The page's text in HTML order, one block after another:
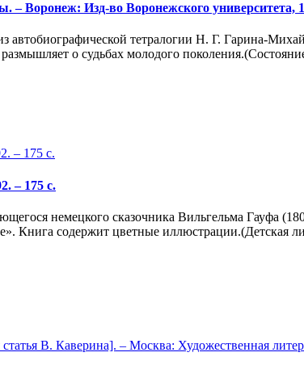
Воронеж: Изд-во Воронежского университета,
тетралогии Н. Г. Гарина-
о судьбах молодого
– 175 с.
немецкого сказочника Вильгельма Гауфа
Книга содержит цветные иллюстрации.(Детская